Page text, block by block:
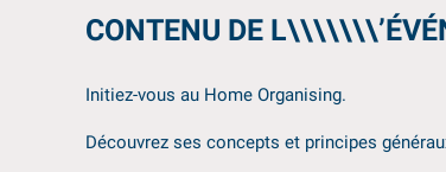
CONTENU DE
Initiez-vous au Home Organising.
Découvrez ses concepts et principes